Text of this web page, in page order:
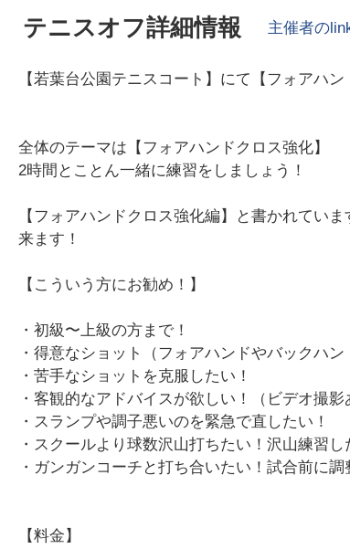
テニスオフ詳細情報 主催者の
【若葉台公園テニスコート】にて【フォアハン
全体のテーマは【フォアハンドクロス強化】
2時間とことん一緒に練習をしましょう！
【フォアハンドクロス強化編】と書かれてい
来ます！
【こういう方にお勧め！】
・初級〜上級の方まで！
・得意なショット（フォアハンドやバックハン
・苦手なショットを克服したい！
・客観的なアドバイスが欲しい！（ビデオ撮影
・スランプや調子悪いのを緊急で直したい！
・スクールより球数沢山打ちたい！沢山練習し
・ガンガンコーチと打ち合いたい！試合前に調
【料金】